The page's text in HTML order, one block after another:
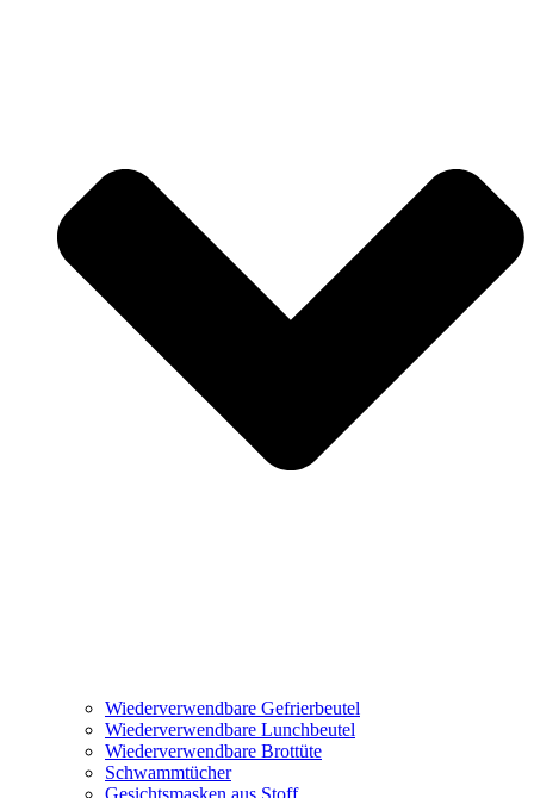
Wiederverwendbare Gefrierbeutel
Wiederverwendbare Lunchbeutel
Wiederverwendbare Brottüte
Schwammtücher